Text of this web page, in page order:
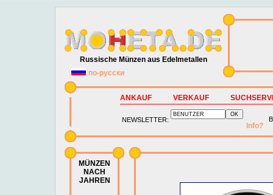
Russische Münzen aus Edelmetallen
по-русски
ANKAUF VERKAUF
NEWSLETTER:
Info?
MÜNZEN
NACH
JAHREN